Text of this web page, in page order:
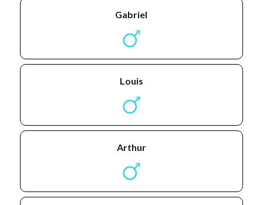
gabriel
louis
arthur